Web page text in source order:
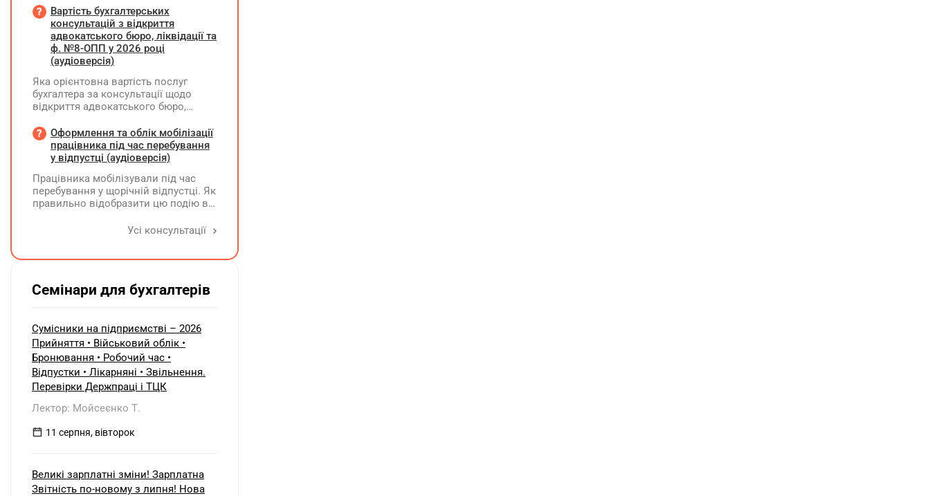
відсутність підпису на титульній
сторінці — надсилати лише
виправлену сторінку чи всю трудову
книжку заново?
Вартість бухгалтерських
консультацій з відкриття
адвокатського бюро, ліквідації та
ф. №8-ОПП у 2026 році
(аудіоверсія)
Яка орієнтовна вартість послуг
бухгалтера за консультації щодо
відкриття адвокатського бюро,
діяльності та подання звіту за
формою №8-ОПП?
Оформлення та облік мобілізації
працівника під час перебування
у відпустці (аудіоверсія)
Працівника мобілізували під час
перебування у щорічній відпустці. Як
правильно відобразити цю подію в
бухгалтерському обліку таУсі консультації
Семінари для бухгалтерів
Сумісники на підприємстві – 2026
Прийняття • Військовий облік •
Бронювання • Робочий час •
Відпустки • Лікарняні • Звільнення.
Перевірки Держпраці і ТЦК
Лектор: Мойсеєнко Т.
11 серпня, вівторок
Великі зарплатні зміни! Зарплатна
Звітність по-новому з липня! Нова